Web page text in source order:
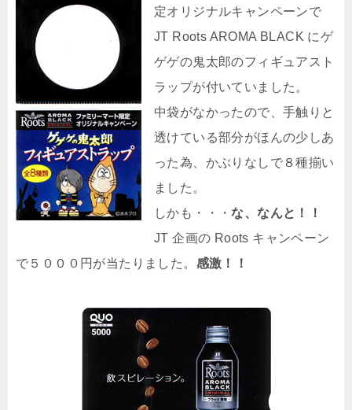
定オリジナルキャンペーンで
JT Roots AROMA BLACK にゲ
ゲゲの鬼太郎のフィギュアスト
ラップが付いていました。
中袋がなかったので、手触りと
透けている部分がほんの少しあ
った為、かぶりなしで８種揃い
ました。
しかも・・・な、なんと！！
JT 企画の Roots キャンペーン
で５０００円が当たりました。 感激！！